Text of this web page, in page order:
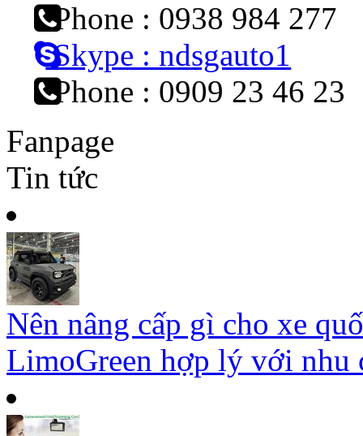
Phone : 0938 984 277
Skype : ndsgauto1
Phone : 0909 23 46 23
Fanpage
Tin tức
Nên nâng cấp gì cho xe
LimoGreen hợp lý với nhu